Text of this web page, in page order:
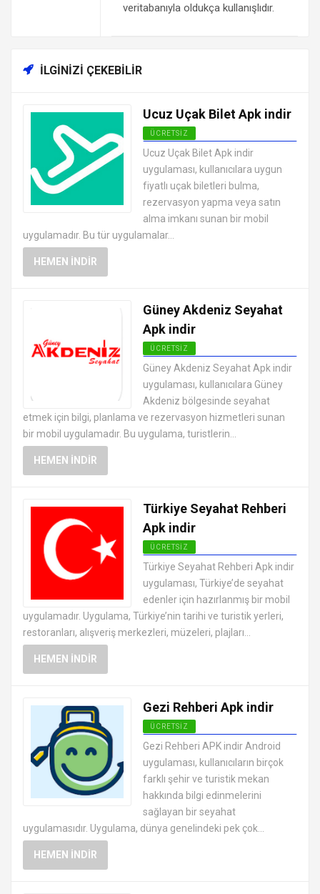
veritabanıyla oldukça kullanışlıdır.
İLGINIZI ÇEKEBILIR
Ucuz Uçak Bilet Apk indir
ÜCRETSIZ
ANDROID TATIL VE SEYAHAT
UYGULAMALARI APK
Ucuz Uçak Bilet Apk indir
uygulaması, kullanıcılara uygun
fiyatlı uçak biletleri bulma,
rezervasyon yapma veya satın
alma imkanı sunan bir mobil
uygulamadır. Bu tür uygulamalar...
HEMEN İNDIR
Güney Akdeniz Seyahat
Apk indir
ÜCRETSIZ
ANDROID TATIL VE SEYAHAT
UYGULAMALARI APK
Güney Akdeniz Seyahat Apk indir
uygulaması, kullanıcılara Güney
Akdeniz bölgesinde seyahat
etmek için bilgi, planlama ve rezervasyon hizmetleri sunan
bir mobil uygulamadır. Bu uygulama, turistlerin...
HEMEN İNDIR
Türkiye Seyahat Rehberi
Apk indir
ÜCRETSIZ
ANDROID TATIL VE SEYAHAT
UYGULAMALARI APK
Türkiye Seyahat Rehberi Apk indir
uygulaması, Türkiye’de seyahat
edenler için hazırlanmış bir mobil
uygulamadır. Uygulama, Türkiye’nin tarihi ve turistik yerleri,
restoranları, alışveriş merkezleri, müzeleri, plajları...
HEMEN İNDIR
Gezi Rehberi Apk indir
ÜCRETSIZ
ANDROID TATIL VE SEYAHAT
UYGULAMALARI APK
Gezi Rehberi APK indir Android
uygulaması, kullanıcıların birçok
farklı şehir ve turistik mekan
hakkında bilgi edinmelerini
sağlayan bir seyahat
uygulamasıdır. Uygulama, dünya genelindeki pek çok...
HEMEN İNDIR